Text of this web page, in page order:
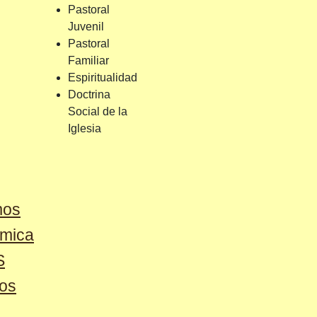
Pastoral
Juvenil
Pastoral
Familiar
Espiritualidad
Doctrina
Social de la
Iglesia